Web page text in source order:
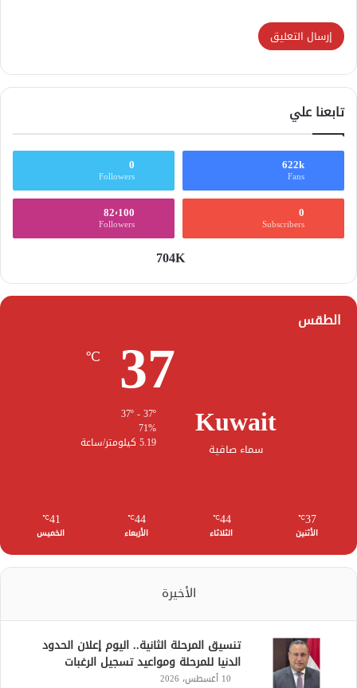
تابعنا علي
622k
Fans
0
Followers
0
Subscribers
82٬100
Followers
704K
الطقس
Kuwait
سماء صافية
37
℃
71%
5.19 كيلومتر/ساعة
37
℃
الأثنين
44
℃
الثلاثاء
44
℃
الأربعاء
41
℃
الخميس
الأخيرة
تنسيق المرحلة الثانية.. اليوم إعلان الحدود
الدنيا للمرحلة ومواعيد تسجيل الرغبات
10 أغسطس، 2026